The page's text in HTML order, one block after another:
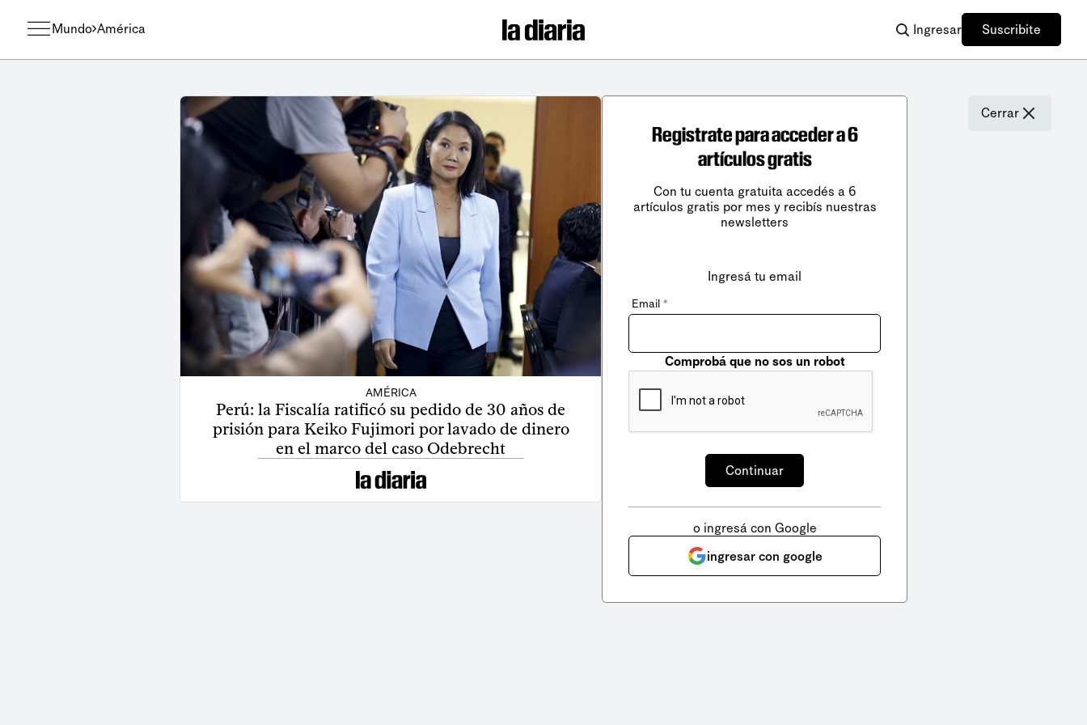
Mundo América Ingresar Suscribite
AMÉRICA
Perú: la Fiscalía ratificó su pedido de 30 años de
prisión para Keiko Fujimori por lavado de dinero
en el marco del caso Odebrecht
Cerrar
Registrate para acceder a 6
artículos gratis
Con tu cuenta gratuita accedés a 6
artículos gratis por mes y recibís nuestras
newsletters
Ingresá tu email
Email *
Comprobá que no sos un robot
o ingresá con Google
ingresar con google